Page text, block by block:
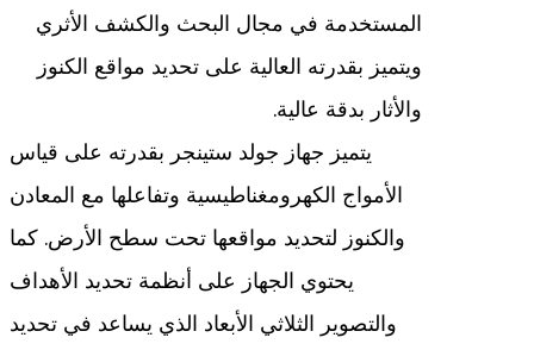
المستخدمة في مجال البحث والكشف الأثري
ويتميز بقدرته العالية على تحديد مواقع الكنوز
والأثار بدقة عالية.
يتميز جهاز جولد ستينجر بقدرته على قياس
الأمواج الكهرومغناطيسية وتفاعلها مع المعادن
والكنوز لتحديد مواقعها تحت سطح الأرض. كما
يحتوي الجهاز على أنظمة تحديد الأهداف
والتصوير الثلاثي الأبعاد الذي يساعد في تحديد